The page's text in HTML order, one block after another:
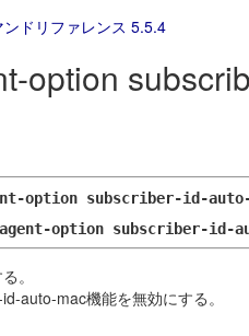
ドリファレンス 5.5.4
option
option subscriber-id-auto-
option subscriber-id-
。
auto-mac機能を無効にする。